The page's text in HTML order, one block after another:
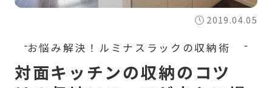
2019.04.05
対面キッチンの収納のコツ